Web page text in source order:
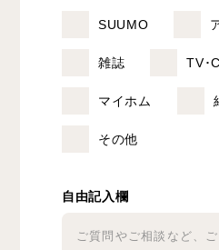
SUUMO
雑誌 TV･
マイホム
その他
自由記入欄